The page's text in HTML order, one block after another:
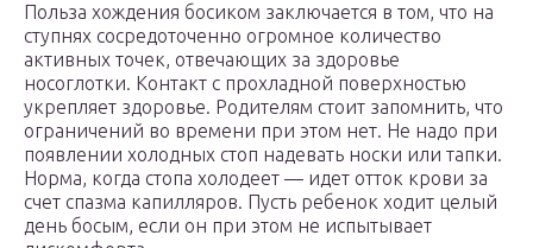
Польза хождения босиком заключается в том, что на
ступнях сосредоточенно огромное количество
активных точек, отвечающих за здоровье
носоглотки. Контакт с прохладной поверхностью
укрепляет здоровье. Родителям стоит запомнить, что
ограничений во времени при этом нет. Не надо при
появлении холодных стоп надевать носки или тапки.
Норма, когда стопа холодеет — идет отток крови за
счет спазма капилляров. Пусть ребенок ходит целый
день босым, если он при этом не испытывает